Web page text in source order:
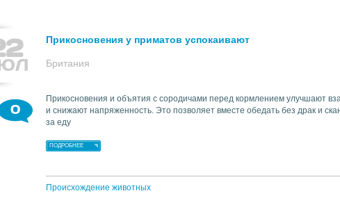
Прикосновения у приматов успокаивают
Британия
0
Прикосновения и объятия с сородичами перед кормлением улучшают
и снижают напряженность. Это позволяет вместе обедать без драк и
за еду
ПОДРОБНЕЕ
Происхождение животных